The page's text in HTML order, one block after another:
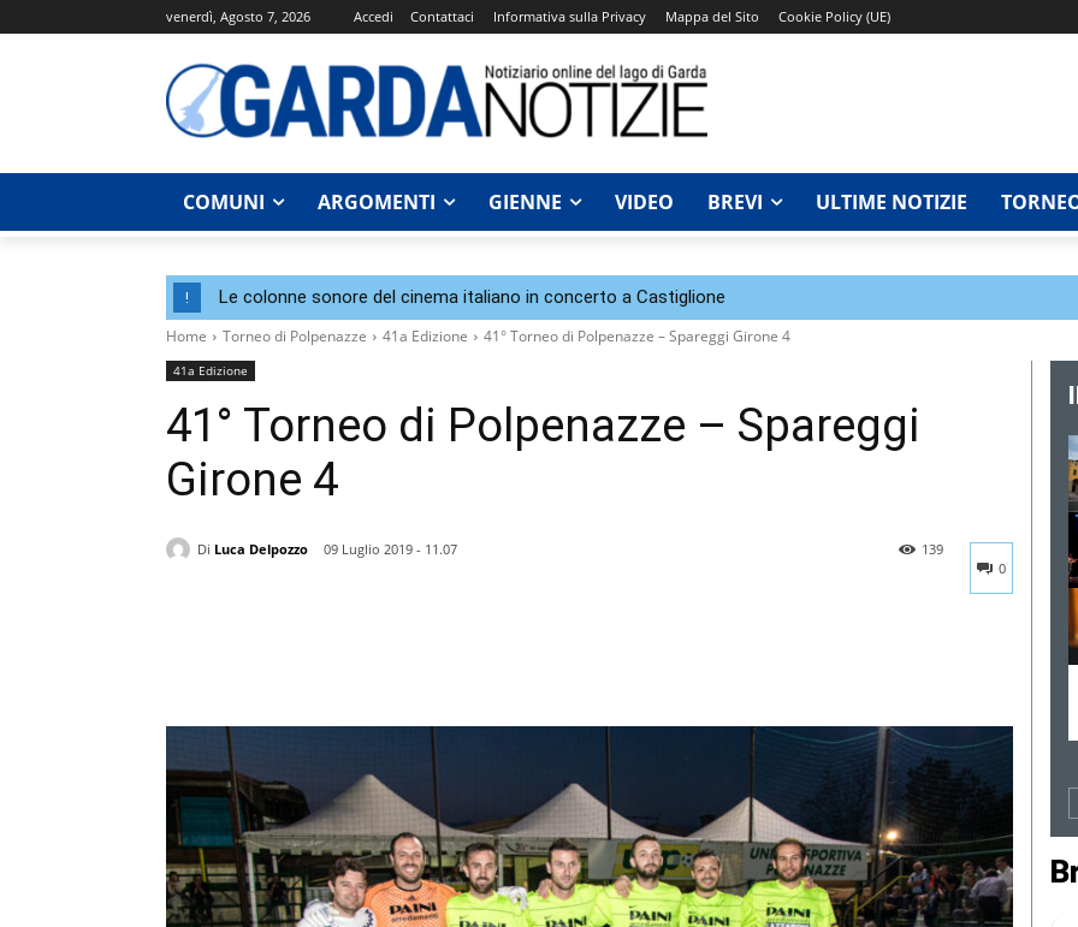
venerdì, Agosto 7, 2026 Accedi Contattaci Informativa sulla Privacy Mappa del Sito Cookie Policy (UE)
COMUNI ARGOMENTI GIENNE VIDEO BREVI ULTIME NOTIZIE
! Le colonne sonore del cinema italiano in concerto a Castiglione
Home Torneo di Polpenazze 41a Edizione 41° Torneo di Polpenazze – Spareggi Girone 4
41a Edizione
41° Torneo di Polpenazze – Spareggi
Girone 4
Di Luca Delpozzo
09 Luglio 2019 - 11.07
0
139